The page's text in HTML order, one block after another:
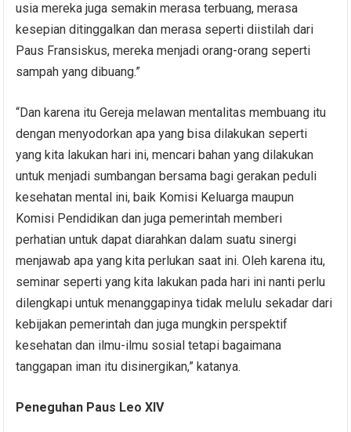
usia mereka juga semakin merasa terbuang, merasa
kesepian ditinggalkan dan merasa seperti diistilah dari
Paus Fransiskus, mereka menjadi orang-orang seperti
sampah yang dibuang.”
“Dan karena itu Gereja melawan mentalitas membuang itu
dengan menyodorkan apa yang bisa dilakukan seperti
yang kita lakukan hari ini, mencari bahan yang dilakukan
untuk menjadi sumbangan bersama bagi gerakan peduli
kesehatan mental ini, baik Komisi Keluarga maupun
Komisi Pendidikan dan juga pemerintah memberi
perhatian untuk dapat diarahkan dalam suatu sinergi
menjawab apa yang kita perlukan saat ini. Oleh karena itu,
seminar seperti yang kita lakukan pada hari ini nanti perlu
dilengkapi untuk menanggapinya tidak melulu sekadar dari
kebijakan pemerintah dan juga mungkin perspektif
kesehatan dan ilmu-ilmu sosial tetapi bagaimana
tanggapan iman itu disinergikan,” katanya.
Peneguhan Paus Leo XIV